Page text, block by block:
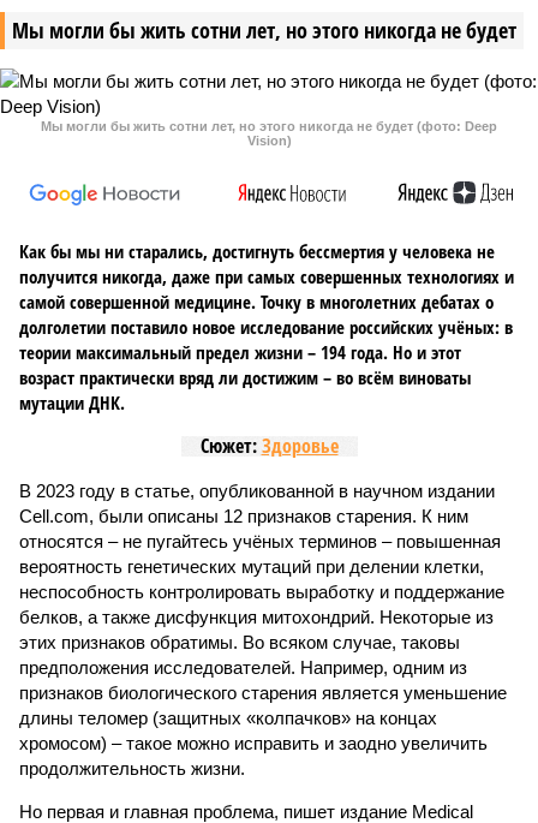
Мы могли бы жить сотни лет, но этого никогда не будет
Мы могли бы жить сотни лет, но этого никогда не будет (фото: Deep
Vision)
Как бы мы ни старались, достигнуть бессмертия у человека не
получится никогда, даже при самых совершенных технологиях и
самой совершенной медицине. Точку в многолетних дебатах о
долголетии поставило новое исследование российских учёных: в
теории максимальный предел жизни – 194 года. Но и этот
возраст практически вряд ли достижим – во всём виноваты
мутации ДНК.
Сюжет:Здоровье
В 2023 году в статье, опубликованной в научном издании
Cell.com, были описаны 12 признаков старения. К ним
относятся – не пугайтесь учёных терминов – повышенная
вероятность генетических мутаций при делении клетки,
неспособность контролировать выработку и поддержание
белков, а также дисфункция митохондрий. Некоторые из
этих признаков обратимы. Во всяком случае, таковы
предположения исследователей. Например, одним из
признаков биологического старения является уменьшение
длины теломер (защитных «колпачков» на концах
хромосом) – такое можно исправить и заодно увеличить
продолжительность жизни.
Но первая и главная проблема, пишет издание Medical